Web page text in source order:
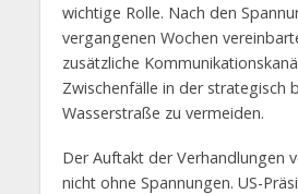
wichtige Rolle. Nach den
vergangenen Wochen
zusätzliche
Zwischenfälle in der strategisch
Wasserstraße zu vermeiden.
Der Auftakt der Verhandlungen
nicht ohne Spannungen. US-